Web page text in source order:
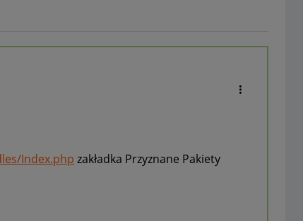
Index.php zakładka Przyznane Pakiety